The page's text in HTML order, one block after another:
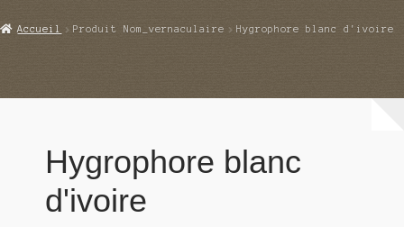
menu
Echanges et contacts
Ouvrir
Accueil Produit Nom_vernaculaire Hygrophore blanc d'ivoire
Hygrophore blanc
d'ivoire